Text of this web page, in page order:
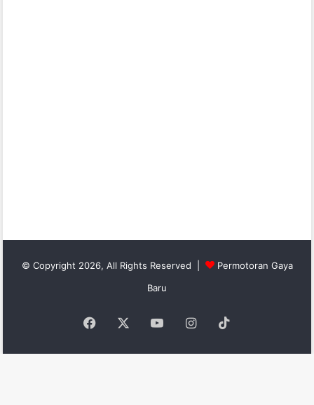
© Copyright 2026, All Rights Reserved |
Permotoran Gaya
Baru
Facebook YouTubeInstagram